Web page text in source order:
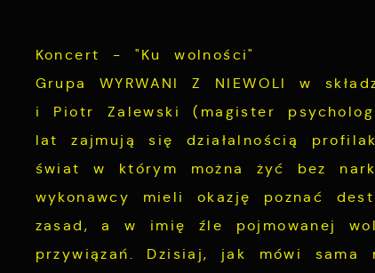
Koncert - "Ku wolności"
Grupa WYRWANI Z NIEWOLI w
i Piotr Zalewski (magister
lat zajmują się działalnością
świat w którym można żyć bez
wykonawcy mieli okazję poznać
zasad, a w imię źle pojmowanej
przywiązań. Dzisiaj, jak mówi